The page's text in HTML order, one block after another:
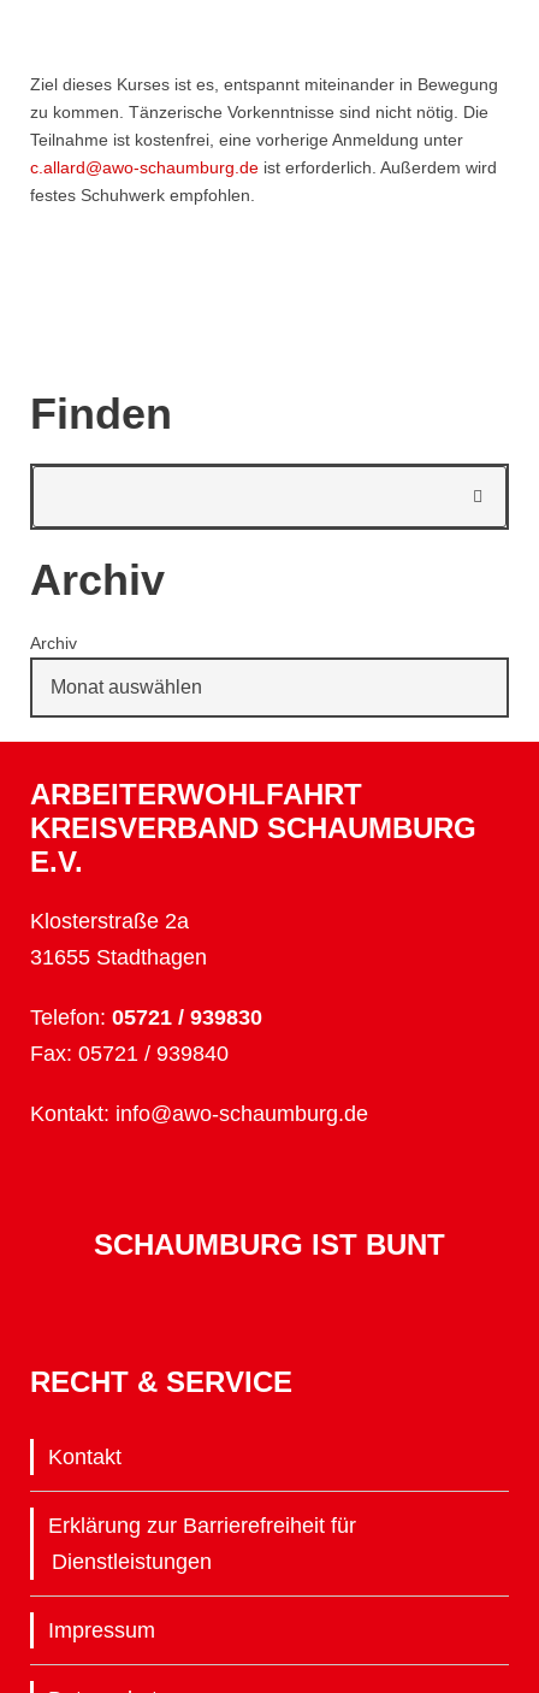
Ziel dieses Kurses ist es, entspannt miteinander in Bewegung
zu kommen. Tänzerische Vorkenntnisse sind nicht nötig. Die
Teilnahme ist kostenfrei, eine vorherige Anmeldung unter
c.allard@awo-schaumburg.de ist erforderlich. Außerdem wird
festes Schuhwerk empfohlen.
Finden
Archiv
Archiv
ARBEITERWOHLFAHRT
KREISVERBAND SCHAUMBURG
E.V.
Klosterstraße 2a
31655 Stadthagen
Telefon: 05721 / 939830
Fax: 05721 / 939840
Kontakt: info@awo-schaumburg.de
SCHAUMBURG IST BUNT
RECHT & SERVICE
Kontakt
Erklärung zur Barrierefreiheit für
Dienstleistungen
Impressum